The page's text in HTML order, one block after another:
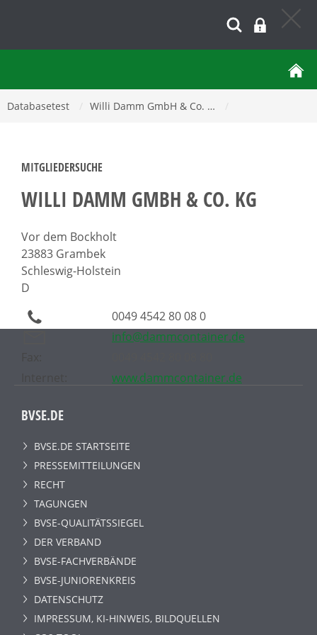
Databasetest Willi Damm GmbH & Co. …
MITGLIEDERSUCHE
WILLI DAMM GMBH & CO. KG
Vor dem Bockholt
23883 Grambek
Schleswig-Holstein
D
0049 4542 80 08 0
info@dammcontainer.de
www.dammcontainer.de
BVSE.DE
BVSE.DE STARTSEITE
PRESSEMITTEILUNGEN
RECHT
TAGUNGEN
BVSE-QUALITÄTSSIEGEL
DER VERBAND
BVSE-FACHVERBÄNDE
BVSE-JUNIORENKREIS
DATENSCHUTZ
IMPRESSUM, KI-HINWEIS, BILDQUELLEN